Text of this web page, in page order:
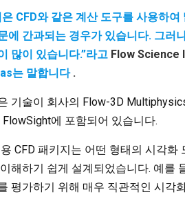
은 CFD와 같은 계산 도구를 사용하
에 간과되는 경우가 있습니다. 그러
많이 있습니다.”라고 Flow Science
는 말합니다 .
기술이 회사의 Flow-3D
FlowSight에 포함되어 있습니다.
CFD 패키지는 어떤 형태의 시각
해하기 쉽게 설계되었습니다. 예를
평가하기 위해 매우 직관적인 시각